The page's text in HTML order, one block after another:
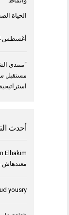
الحياة
أغسطس 4, 2026
مستقبل
أحدث
Elhakim
معندهاش
yousry